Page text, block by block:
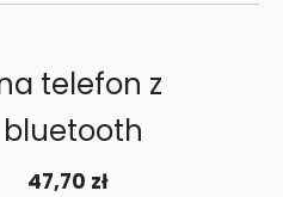
telefon z
47,70 zł